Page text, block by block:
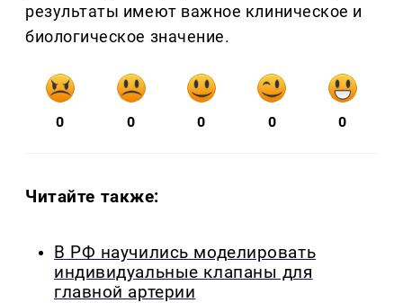
результаты имеют важное клиническое и
биологическое значение.
0 0 0 0 0
Читайте также:
В РФ научились моделировать
индивидуальные клапаны для
главной артерии